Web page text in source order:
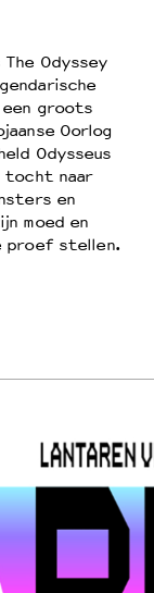
Odyssey
groots
Oorlog
Odysseus
tocht naar
en
moed en
proef stellen.